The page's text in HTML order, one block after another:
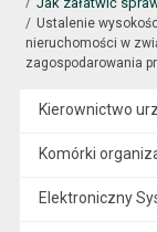
Ustalenie
nieruchomości w
zagospodarowania
Kierownictwo
Komórki
Elektroniczny